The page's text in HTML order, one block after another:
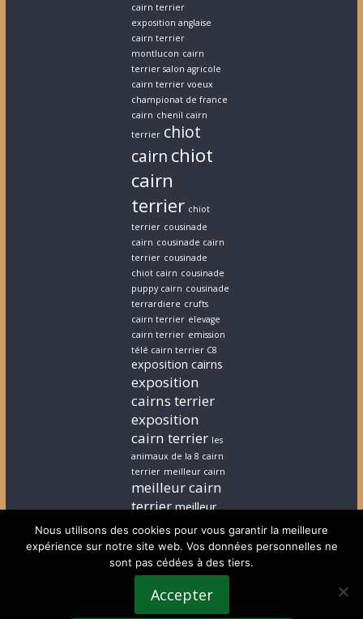
cairn terrier
exposition anglaise
cairn terrier
montlucon cairn
terrier salon agricole
cairn terrier voeux
championat de france
cairn chenil cairn
terrier chiot
cairn chiot
cairn
terrier chiot
terrier cousinade
cairn cousinade cairn
terrier cousinade
chiot cairn cousinade
puppy cairn cousinade
terrardiere crufts
cairn terrier elevage
cairn terrier emission
télé cairn terrier C8
exposition cairns
exposition
cairns terrier
exposition
cairn terrier les
animaux de la 8 cairn
terrier meilleur cairn
meilleur cairn
terrier meilleur
elevage cairn
terrier
stephanie
cairn terrier
stephanie
chiot cairn terrier
terrardiere voeux
terrier terrier ecossais
Nous utilisons des cookies pour vous garantir la meilleure
expérience sur notre site web. Vos données personnelles ne
sont pas cédées à des tiers.
Accepter